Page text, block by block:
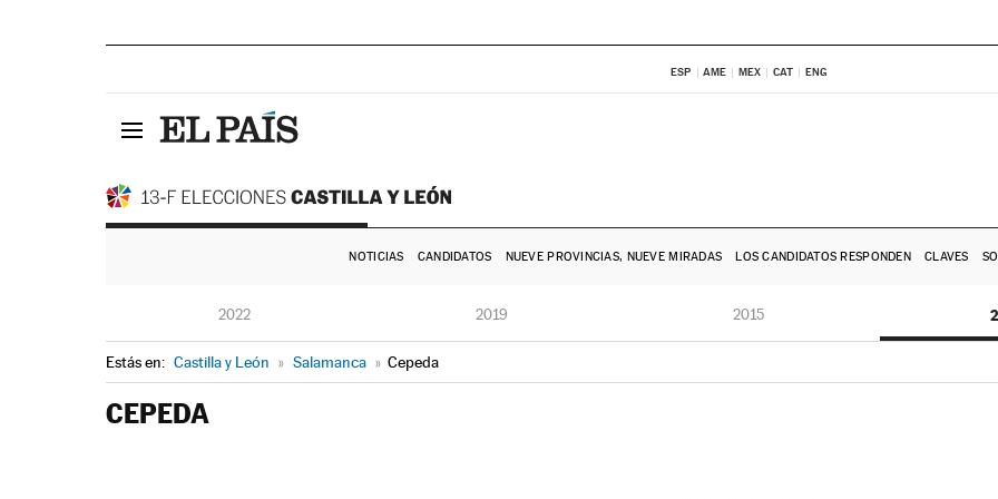
ESP AME MEX CAT ENG
NOTICIAS CANDIDATOS NUEVE PROVINCIAS, NUEVE MIRADAS LOS CANDIDATOS RESPONDEN CLAVES
2022 2019 2015
Estás en: Castilla y León » Salamanca » Cepeda
CEPEDA